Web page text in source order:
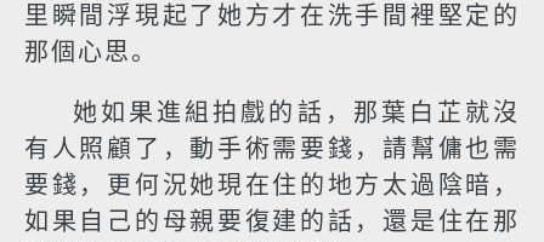
里瞬間浮現起了她方才在洗手間裡堅定的
那個心思。
她如果進組拍戲的話，那葉白芷就沒
有人照顧了，動手術需要錢，請幫傭也需
要錢，更何況她現在住的地方太過陰暗，
如果自己的母親要復建的話，還是住在那